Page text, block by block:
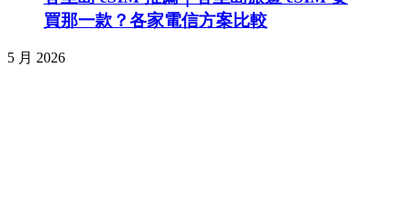
買那一款？各家電信方案比較
5 月 2026